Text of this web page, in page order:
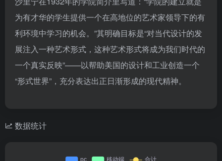
为有才华的学生提供一个在高地位的艺术家领导下的有
利环境中学习的机会。”其明确目标是“对当代设计的发
展注入一种艺术形式，这种艺术形式将成为我们时代的
一个真实反映”——以帮助美国的设计和工业创造一个
“形式世界”，充分表达出正日渐形成的现代精神。
数据统计